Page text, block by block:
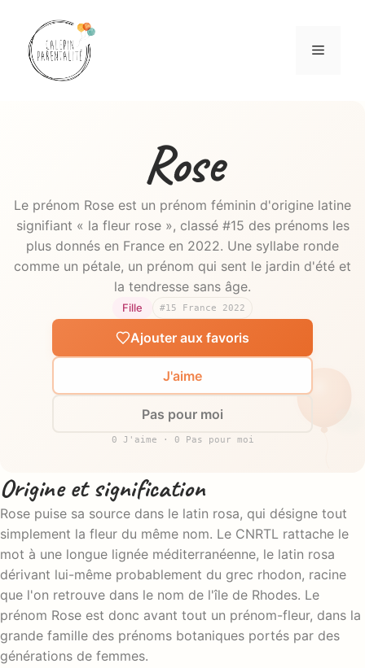
contenu
Menu
Rose
Le prénom Rose est un prénom féminin d'origine latine
signifiant « la fleur rose », classé #15 des prénoms les
plus donnés en France en 2022. Une syllabe ronde
comme un pétale, un prénom qui sent le jardin d'été et
la tendresse sans âge.
Fille #15 France 2022
Ajouter aux favoris
J'aime
Pas pour moi
0 J'aime · 0 Pas pour moi
Origine et signification
Rose puise sa source dans le latin rosa, qui désigne tout
simplement la fleur du même nom. Le CNRTL rattache le
mot à une longue lignée méditerranéenne, le latin rosa
dérivant lui-même probablement du grec rhodon, racine
que l'on retrouve dans le nom de l'île de Rhodes. Le
prénom Rose est donc avant tout un prénom-fleur, dans la
grande famille des prénoms botaniques portés par des
générations de femmes.